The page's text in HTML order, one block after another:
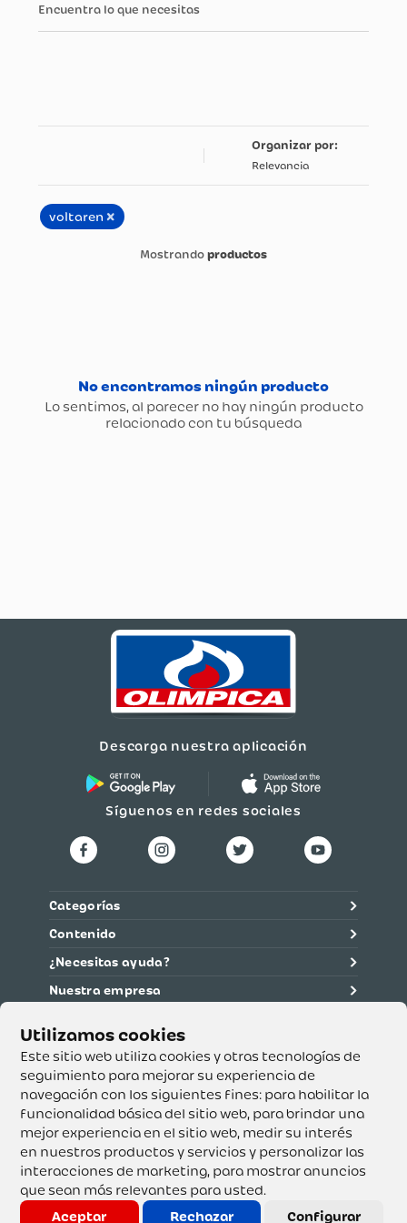
Este sitio web utiliza cookies y otras tecnologías de
seguimiento para mejorar su experiencia de
navegación con los siguientes fines: para habilitar la
funcionalidad básica del sitio web, para brindar una
mejor experiencia en el sitio web, medir su interés
en nuestros productos y servicios y personalizar las
interacciones de marketing, para mostrar anuncios
que sean más relevantes para usted.
Aceptar
Rechazar Configurar
Encuentra lo que necesitas
Relevancia
voltaren ×
productos
Descarga nuestra aplicación
Síguenos en redes sociales
Categorías
Contenido
¿Necesitas ayuda?
Nuestra empresa
Supertiendas y Drogería Olímpica S.A. - Nit 890.107.487 -
Dirección de notificación: Calle 53 No. 46-192 local 3-01
Teléfono: 3232540999 - Correo:
servicioalcliente@olimpica.com.co
Copyright o Actualización 2023 OLÍMPICA S.A. Derechos
Reservados.